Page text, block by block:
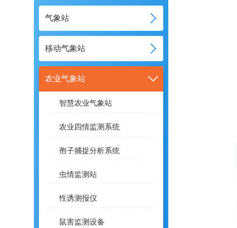
气象站
移动气象站
农业气象站
智慧农业气象站
农业四情监测系统
孢子捕捉分析系统
虫情监测站
性诱测报仪
鼠害监测设备